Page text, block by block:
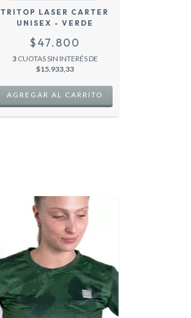
TRITOP LASER CARTER
UNISEX - VERDE
$47.800
3 CUOTAS SIN INTERÉS DE
$15.933,33
AGREGAR AL CARRITO